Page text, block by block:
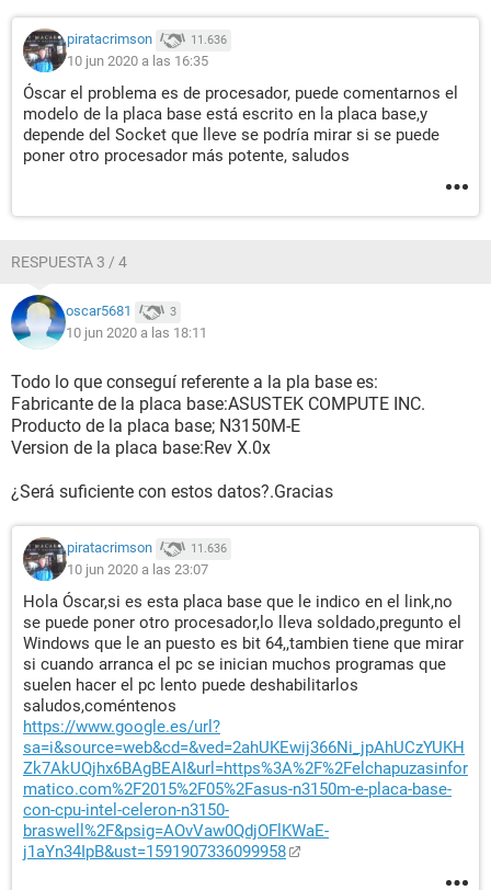
piratacrimson 11.636
10 jun 2020 a las 16:35
Óscar el problema es de procesador, puede comentarnos el
modelo de la placa base está escrito en la placa base,y
depende del Socket que lleve se podría mirar si se puede
poner otro procesador más potente, saludos
RESPUESTA 3 / 4
oscar5681 3
10 jun 2020 a las 18:11
Todo lo que conseguí referente a la pla base es:
Fabricante de la placa base:ASUSTEK COMPUTE INC.
Producto de la placa base; N3150M-E
Version de la placa base:Rev X.0x
¿Será suficiente con estos datos?.Gracias
piratacrimson 11.636
10 jun 2020 a las 23:07
Hola Óscar,si es esta placa base que le indico en el link,no
se puede poner otro procesador,lo lleva soldado,pregunto el
Windows que le an puesto es bit 64,,tambien tiene que mirar
si cuando arranca el pc se inician muchos programas que
suelen hacer el pc lento puede deshabilitarlos
saludos,coméntenos
https://www.google.es/url?
sa=i&source=web&cd=&ved=2ahUKEwij366Ni_jpAhUCzYUKH
Zk7AkUQjhx6BAgBEAI&url=https%3A%2F%2Felchapuzasinfor
matico.com%2F2015%2F05%2Fasus-n3150m-e-placa-base-
con-cpu-intel-celeron-n3150-
braswell%2F&psig=AOvVaw0QdjOFlKWaE-
j1aYn34IpB&ust=1591907336099958